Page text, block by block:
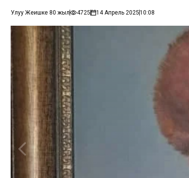
Улуу Жеңишке 80 жыл 4725 14 Апрель 202510:08